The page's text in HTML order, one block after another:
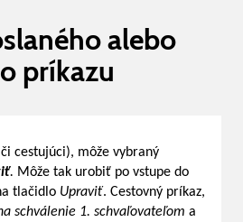
alebo
príkazu
cestujúci), môže vybraný
. Môže tak urobiť po vstupe do
tlačidlo Upraviť. Cestovný príkaz,
schválenie 1. schvaľovateľom a